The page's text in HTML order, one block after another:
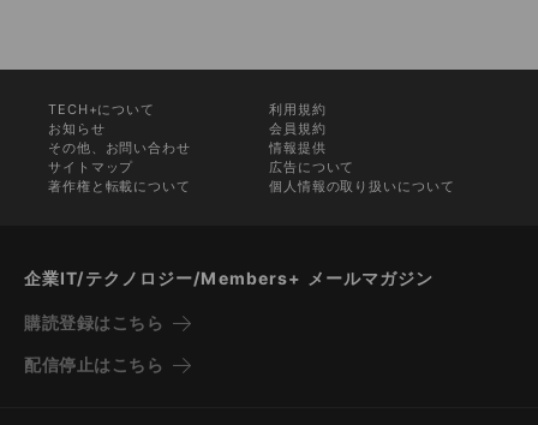
TECH+について
利用規約
お知らせ
会員規約
その他、お問い合わせ
情報提供
サイトマップ
広告について
著作権と転載について
個人情報の取り扱いについて
企業IT/テクノロジー/Members+ メールマガジン
購読登録はこちら
配信停止はこちら